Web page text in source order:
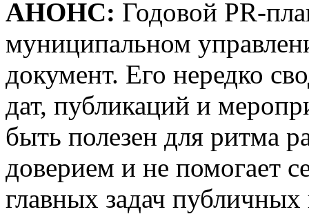
АНОНС: Годовой
муниципальном
документ. Его нередко
дат, публикаций и
быть полезен для ритма
доверием и не помогает
главных задач